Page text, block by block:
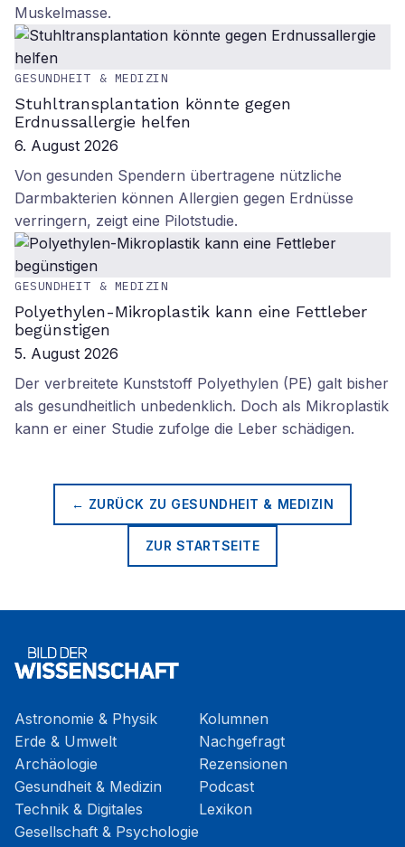
Muskelmasse.
GESUNDHEIT & MEDIZIN
Stuhltransplantation könnte gegen
Erdnussallergie helfen
6. August 2026
Von gesunden Spendern übertragene nützliche
Darmbakterien können Allergien gegen Erdnüsse
verringern, zeigt eine Pilotstudie.
GESUNDHEIT & MEDIZIN
Polyethylen-Mikroplastik kann eine Fettleber
begünstigen
5. August 2026
Der verbreitete Kunststoff Polyethylen (PE) galt bisher
als gesundheitlich unbedenklich. Doch als Mikroplastik
kann er einer Studie zufolge die Leber schädigen.
← ZURÜCK ZU GESUNDHEIT & MEDIZIN
ZUR STARTSEITE
Astronomie & Physik
Erde & Umwelt
Archäologie
Gesundheit & Medizin
Technik & Digitales
Gesellschaft & Psychologie
Kolumnen
Nachgefragt
Rezensionen
Podcast
Lexikon